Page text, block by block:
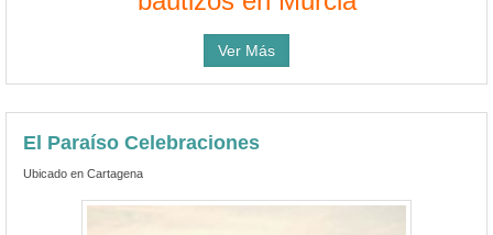
Ver Más
El Paraíso Celebraciones
Ubicado en Cartagena